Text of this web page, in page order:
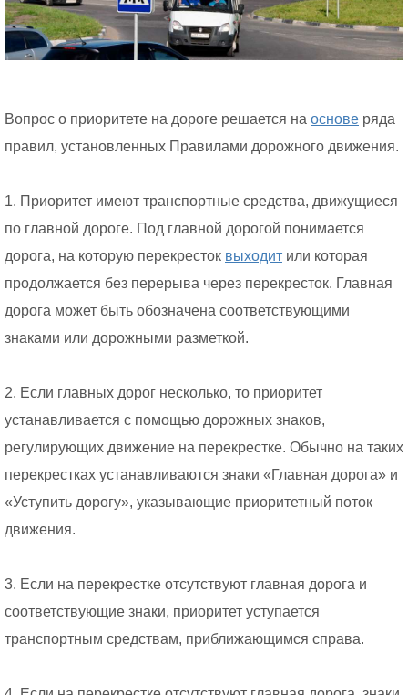
Вопрос о приоритете на дороге решается на основе ряда
правил, установленных Правилами дорожного движения.
1. Приоритет имеют транспортные средства, движущиеся
по главной дороге. Под главной дорогой понимается
дорога, на которую перекресток выходит или которая
продолжается без перерыва через перекресток. Главная
дорога может быть обозначена соответствующими
знаками или дорожными разметкой.
2. Если главных дорог несколько, то приоритет
устанавливается с помощью дорожных знаков,
регулирующих движение на перекрестке. Обычно на таких
перекрестках устанавливаются знаки «Главная дорога» и
«Уступить дорогу», указывающие приоритетный поток
движения.
3. Если на перекрестке отсутствуют главная дорога и
соответствующие знаки, приоритет уступается
транспортным средствам, приближающимся справа.